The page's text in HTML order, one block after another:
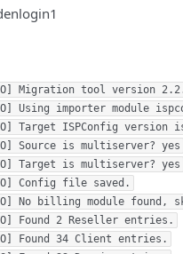
Migration tool version
Using importer module
Target ISPConfig version
Source is multiserver? yes
Target is multiserver? yes
Config file saved.
No billing module found,
Found 2 Reseller entries.
Found 34 Client entries.